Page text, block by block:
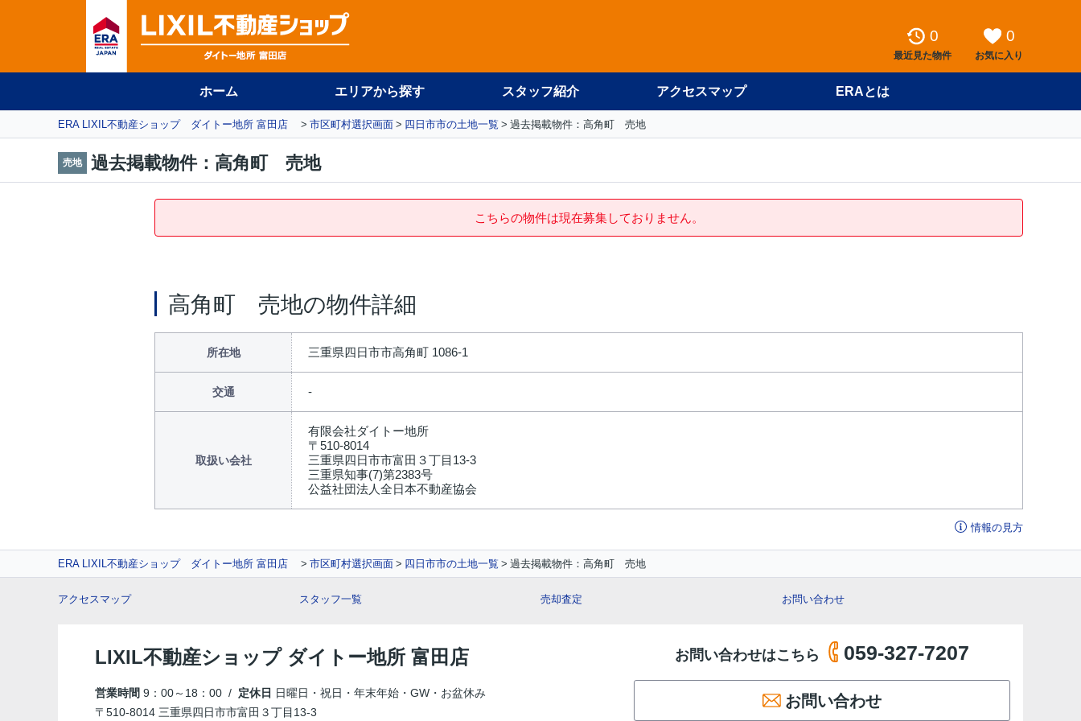
0
最近見た物件
0
お気に入り
ホーム エリアから探す スタッフ紹介 アクセスマップ ERAとは
ERA LIXIL不動産ショップ ダイトー地所 富田店 市区町村選択画面 四日市市の土地一覧 過去掲載物件：高角町 売地
売地 過去掲載物件：高角町 売地
こちらの物件は現在募集しておりません。
高角町 売地の物件詳細
所在地 三重県四日市市高角町 1086-1
交通
取扱い会社
有限会社ダイトー地所
〒510-8014
三重県四日市市富田３丁目13-3
三重県知事(7)第2383号
公益社団法人全日本不動産協会
情報の見方
ERA LIXIL不動産ショップ ダイトー地所 富田店 市区町村選択画面 四日市市の土地一覧 過去掲載物件：高角町 売地
アクセスマップ スタッフ一覧 売却査定 お問い合わせ
LIXIL不動産ショップ ダイトー地所 富田店
営業時間 9：00～18：00 / 定休日 日曜日・祝日・年末年始・GW・お盆休み
〒510-8014 三重県四日市市富田３丁目13-3
お問い合わせはこちら 059-327-7207
お問い合わせ